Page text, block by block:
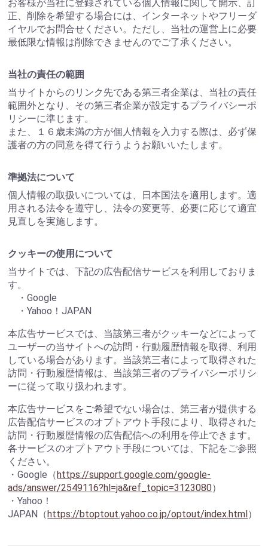
お客様が当社に登録されている個人情報に関して開示、訂
正、削除を希望する場合には、インターネットやフリーダ
イヤルでお問合せください。ただし、当社の運営上に必要
最低限な情報は削除できませんのでご了承ください。
当社の責任の範囲
当サイトからのリンク先である第三者企業は、当社の責任
範囲外となり、その第三者企業が設定するプライバシーポ
リシーに準じます。
また、１６歳未満の方が個人情報を入力する際は、必ず保
護者の方の同意を得て行うようお願いいたします。
準拠法について
個人情報の取扱いについては、日本国法を適用します。適
用される法令を遵守し、法令の変更等、必要に応じて適宜
見直しを実施します。
クッキーの使用について
当サイトでは、下記の広告配信サービスを利用しておりま
す。
・Google
・Yahoo！JAPAN
本広告サービスでは、当該第三者がクッキーなどによって
ユーザーの当サイトへの訪問・行動履歴情報を取得、利用
している場合があります。当該第三者によって取得された
訪問・行動履歴情報は、当該第三者のプライバシーポリシ
ーに従って取り扱われます。
本広告サービスをご希望でない場合は、第三者が提供する
広告配信サービスのオプトアウト手段により、取得された
訪問・行動履歴情報の広告配信への利用を停止できます。
各サービスのオプトアウト手段については、下記をご参照
ください。
・Google（https://support.google.com/google-
ads/answer/2549116?hl=ja&ref_topic=3123080）
・Yahoo！
JAPAN（https://btoptout.yahoo.co.jp/optout/index.html）